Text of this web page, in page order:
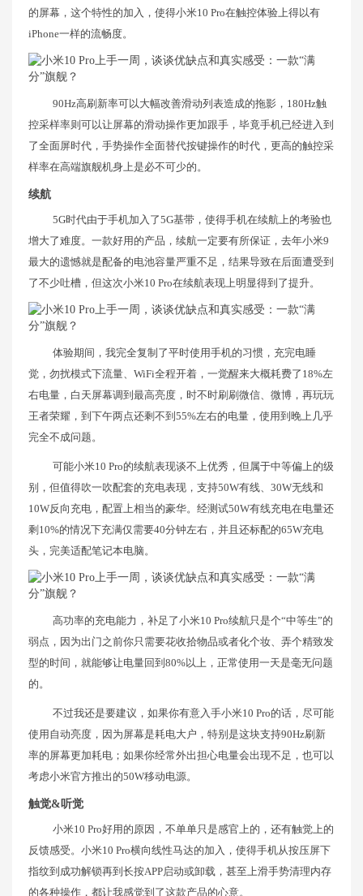
的屏幕，这个特性的加入，使得小米10 Pro在触控体验上得以有
iPhone一样的流畅度。
90Hz高刷新率可以大幅改善滑动列表造成的拖影，180Hz触
控采样率则可以让屏幕的滑动操作更加跟手，毕竟手机已经进入到
了全面屏时代，手势操作全面替代按键操作的时代，更高的触控采
样率在高端旗舰机身上是必不可少的。
续航
5G时代由于手机加入了5G基带，使得手机在续航上的考验也
增大了难度。一款好用的产品，续航一定要有所保证，去年小米9
最大的遗憾就是配备的电池容量严重不足，结果导致在后面遭受到
了不少吐槽，但这次小米10 Pro在续航表现上明显得到了提升。
体验期间，我完全复制了平时使用手机的习惯，充完电睡
觉，勿扰模式下流量、WiFi全程开着，一觉醒来大概耗费了18%左
右电量，白天屏幕调到最高亮度，时不时刷刷微信、微博，再玩玩
王者荣耀，到下午两点还剩不到55%左右的电量，使用到晚上几乎
完全不成问题。
可能小米10 Pro的续航表现谈不上优秀，但属于中等偏上的级
别，但值得吹一吹配套的充电表现，支持50W有线、30W无线和
10W反向充电，配置上相当的豪华。经测试50W有线充电在电量还
剩10%的情况下充满仅需要40分钟左右，并且还标配的65W充电
头，完美适配笔记本电脑。
高功率的充电能力，补足了小米10 Pro续航只是个“中等生”的
弱点，因为出门之前你只需要花收拾物品或者化个妆、弄个精致发
型的时间，就能够让电量回到80%以上，正常使用一天是毫无问题
的。
不过我还是要建议，如果你有意入手小米10 Pro的话，尽可能
使用自动亮度，因为屏幕是耗电大户，特别是这块支持90Hz刷新
率的屏幕更加耗电；如果你经常外出担心电量会出现不足，也可以
考虑小米官方推出的50W移动电源。
触觉&听觉
小米10 Pro好用的原因，不单单只是感官上的，还有触觉上的
反馈感受。小米10 Pro横向线性马达的加入，使得手机从按压屏下
指纹到成功解锁再到长按APP启动或卸载，甚至上滑手势清理内存
的各种操作，都让我感觉到了这款产品的心意。